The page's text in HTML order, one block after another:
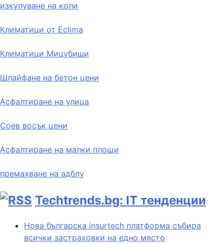
изкупуване на коли
Климатици от Eclima
Климатици Мицубиши
Шлайфане на бетон цени
Асфалтиране на улица
Соев восък цени
Асфалтиране на малки площи
премахване на адблу
Techtrends.bg: IT тенденции
Нова българска insurtech платформа събира
всички застраховки на едно място